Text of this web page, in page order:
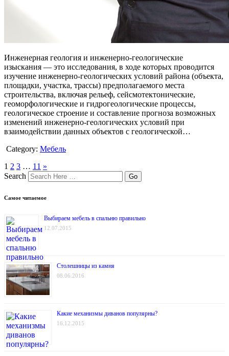
Инженерная геология и инженерно-геологические
изыскания — это исследования, в ходе которых проводится
изучение инженерно-геологических условий района (объекта,
площадки, участка, трассы) предполагаемого места
строительства, включая рельеф, сейсмотектонические,
геоморфологические и гидрогеологические процессы,
геологическое строение и составление прогноза возможных
изменений инженерно-геологических условий при
взаимодействии данных объектов с геологической…
Category: Мебель
1 2 3 … 11 »
Search
Самое читаемое
Выбираем мебель в спальню правильно
12.07.2015
Столешницы из камня
08.06.2016
Какие механизмы диванов популярны?
16.12.2015